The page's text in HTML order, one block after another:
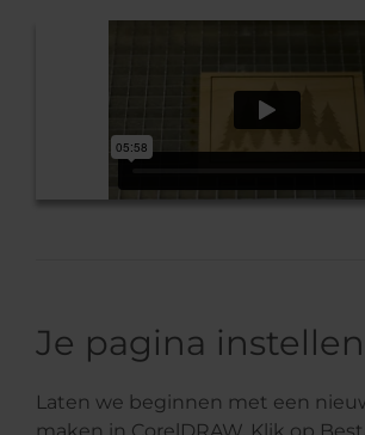
Je pagina instellen
Laten we beginnen met een